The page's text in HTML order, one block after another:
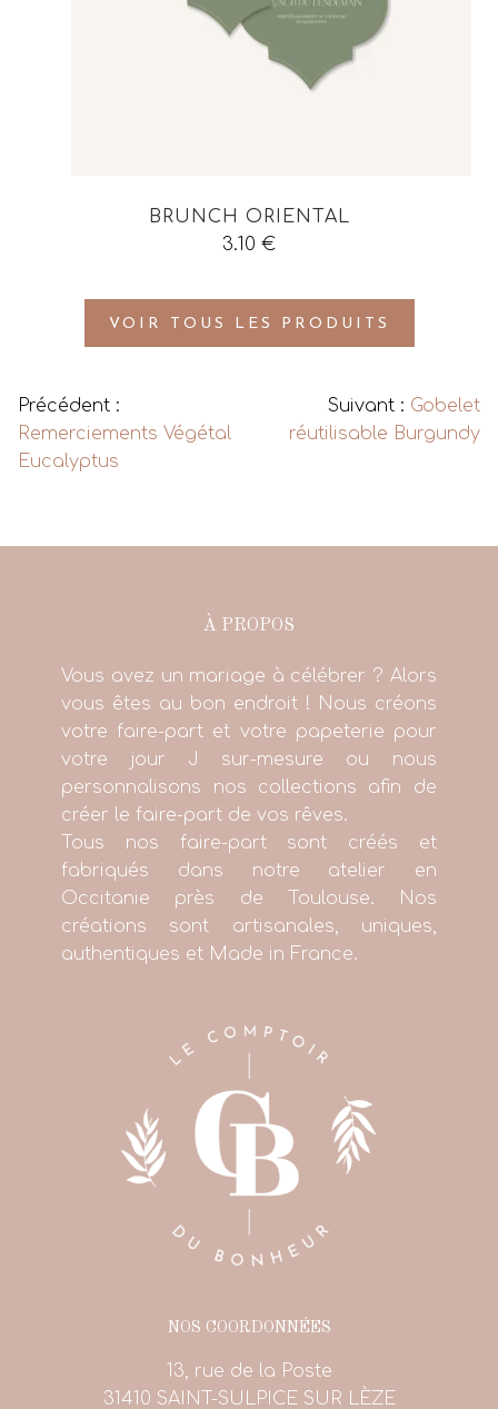
BRUNCH ORIENTAL
3.10 €
VOIR TOUS LES PRODUITS
Précédent :
Remerciements Végétal
Eucalyptus
Suivant : Gobelet
réutilisable Burgundy
À PROPOS
Vous avez un mariage à célébrer ? Alors
vous êtes au bon endroit ! Nous créons
votre faire-part et votre papeterie pour
votre jour J sur-mesure ou nous
personnalisons nos collections afin de
créer le faire-part de vos rêves.
Tous nos faire-part sont créés et
fabriqués dans notre atelier en
Occitanie près de Toulouse. Nos
créations sont artisanales, uniques,
authentiques et Made in France.
NOS COORDONNÉES
13, rue de la Poste
31410 SAINT-SULPICE SUR LÈZE